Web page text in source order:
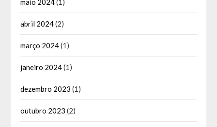
maio 2024(1)
abril 2024(2)
março 2024(1)
janeiro 2024(1)
dezembro 2023 (1)
outubro 2023 (2)